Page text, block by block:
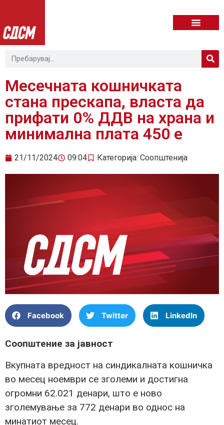
Месечната кошничката
стана прескапа, власта да
прифати 0% ДДВ на храна и
минимална плата 450 е
21/11/2024 09:04 Категорија: Соопштенија
Facebook Twitter LinkedIn
Соопштение за јавност
Вкупната вредност на синдикалната кошничка
во месец ноември се зголеми и достигна
огромни 62.021 денари, што е ново
зголемување за 772 денари во однос на
минатиот месец.